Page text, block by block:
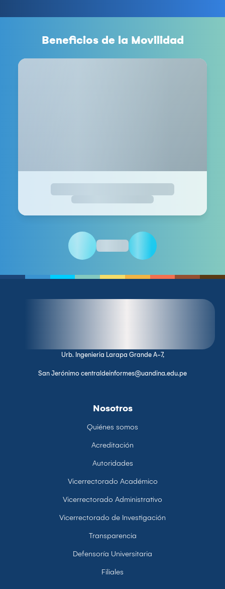
Beneficios de la Movilidad
Urb. Ingenieria Larapa Grande A-7,
San Jerónimo centraldeinformes@uandina.edu.pe
Nosotros
Quiénes somos
Acreditación
Autoridades
Vicerrectorado Académico
Vicerrectorado Administrativo
Vicerrectorado de Investigación
Transparencia
Defensoría Universitaria
Filiales